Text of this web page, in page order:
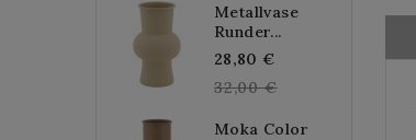
Metallvase
Runder...
28,80 €
price
32,00 €
Moka Color